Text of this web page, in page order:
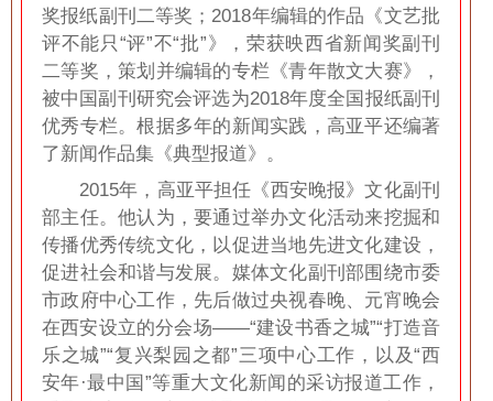
奖报纸副刊二等奖；2018年编辑的作品《文艺批
评不能只“评”不“批”》，荣获映西省新闻奖副刊
二等奖，策划并编辑的专栏《青年散文大赛》，
被中国副刊研究会评选为2018年度全国报纸副刊
优秀专栏。根据多年的新闻实践，高亚平还编著
了新闻作品集《典型报道》。
2015年，高亚平担任《西安晚报》文化副刊
部主任。他认为，要通过举办文化活动来挖掘和
传播优秀传统文化，以促进当地先进文化建设，
促进社会和谐与发展。媒体文化副刊部围绕市委
市政府中心工作，先后做过央视春晚、元宵晚会
在西安设立的分会场——“建设书香之城”“打造音
乐之城”“复兴梨园之都”三项中心工作，以及“西
安年·最中国”等重大文化新闻的采访报道工作，